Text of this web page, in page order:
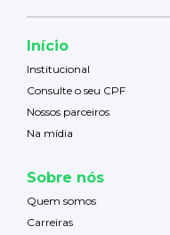
Início
Institucional
Consulte o seu CPF
Nossos parceiros
Na mídia
Sobre nós
Quem somos
Carreiras